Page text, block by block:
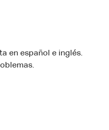
en español e inglés.